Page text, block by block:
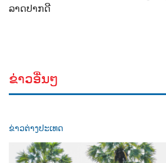
ລາດປາກດີ
ຂ່າວອື່ນໆ
ຂ່າວຕ່າງປະເທດ